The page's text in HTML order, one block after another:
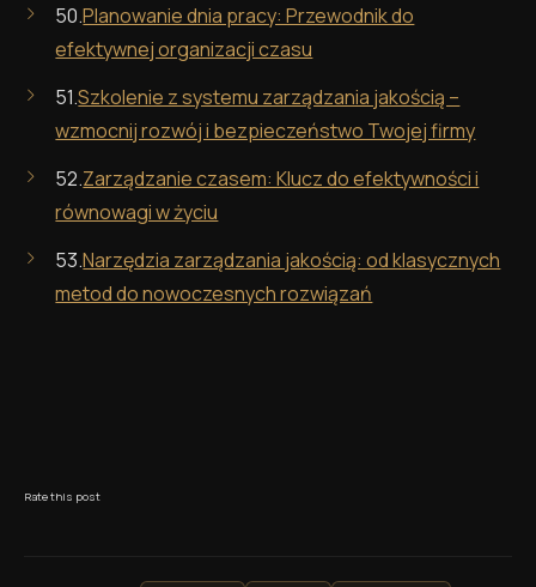
50.Planowanie dnia pracy: Przewodnik do
efektywnej organizacji czasu
51.Szkolenie z systemu zarządzania jakością –
wzmocnij rozwój i bezpieczeństwo Twojej firmy
52.Zarządzanie czasem: Klucz do efektywności i
równowagi w życiu
53.Narzędzia zarządzania jakością: od klasycznych
metod do nowoczesnych rozwiązań
Rate this post